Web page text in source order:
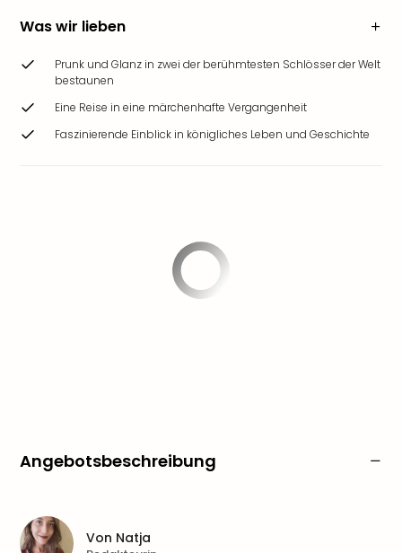
Was wir lieben
Prunk und Glanz in zwei der berühmtesten Schlösser der Welt
bestaunen
Eine Reise in eine märchenhafte Vergangenheit
Faszinierende Einblick in königliches Leben und Geschichte
Angebotsbeschreibung
Von Natja